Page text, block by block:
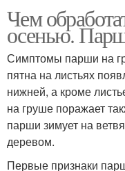
Чем
осенью.
Симптомы парши на
пятна на листьях
нижней, а кроме
на груше поражает
парши зимует на
деревом.
Первые признаки